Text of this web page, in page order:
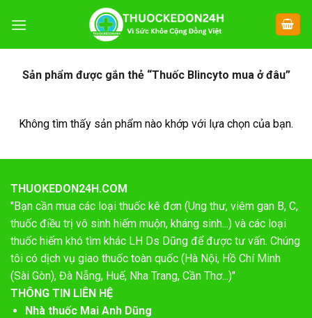
đến
Sản phẩm được gắn thẻ “Thuốc Blincyto mua ở đâu”
Không tìm thấy sản phẩm nào khớp với lựa chọn của bạn.
THUOKEDON24H.COM
"Bạn cần mua các loại thuốc kê đơn (Ung thư, viêm gan B, C,
thuốc điều trị vô sinh hiếm muộn, kháng sinh...) và các loại
thuốc hiếm khó tìm khác LH Ds Dũng để được tư vấn. Chúng
tôi có dịch vụ giao thuốc toàn quốc (Hà Nội, Hồ Chí Minh
(Sài Gòn), Đà Nẵng, Huế, Nha Trang, Cần Thơ...)"
THÔNG TIN LIÊN HỆ
Nhà thuốc Mai Anh Dũng